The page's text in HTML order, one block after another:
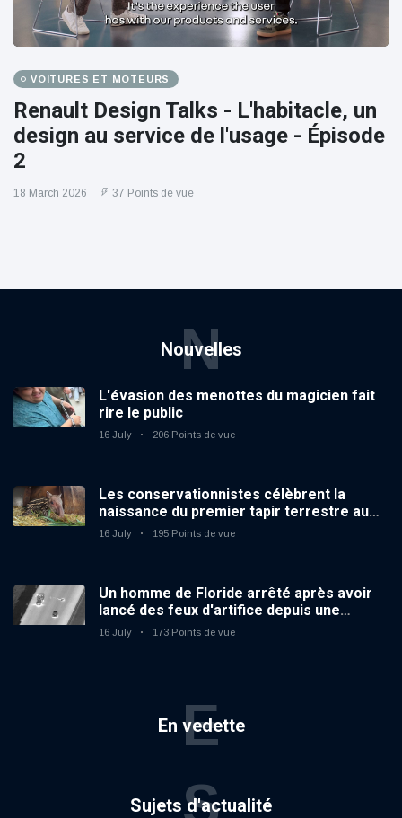
VOITURES ET MOTEURS
Renault Design Talks - L'habitacle, un
design au service de l'usage - Épisode
2
18 March 2026 37 Points de vue
Nouvelles
N
L'évasion des menottes du magicien fait
rire le public
16 July 206 Points de vue
Les conservationnistes célèbrent la
naissance du premier tapir terrestre au
zoo du Royaume-Uni depuis 14 ans
16 July 195 Points de vue
Un homme de Floride arrêté après avoir
lancé des feux d'artifice depuis une
voiture en mouvement
16 July 173 Points de vue
En vedette
E
Sujets d'actualité